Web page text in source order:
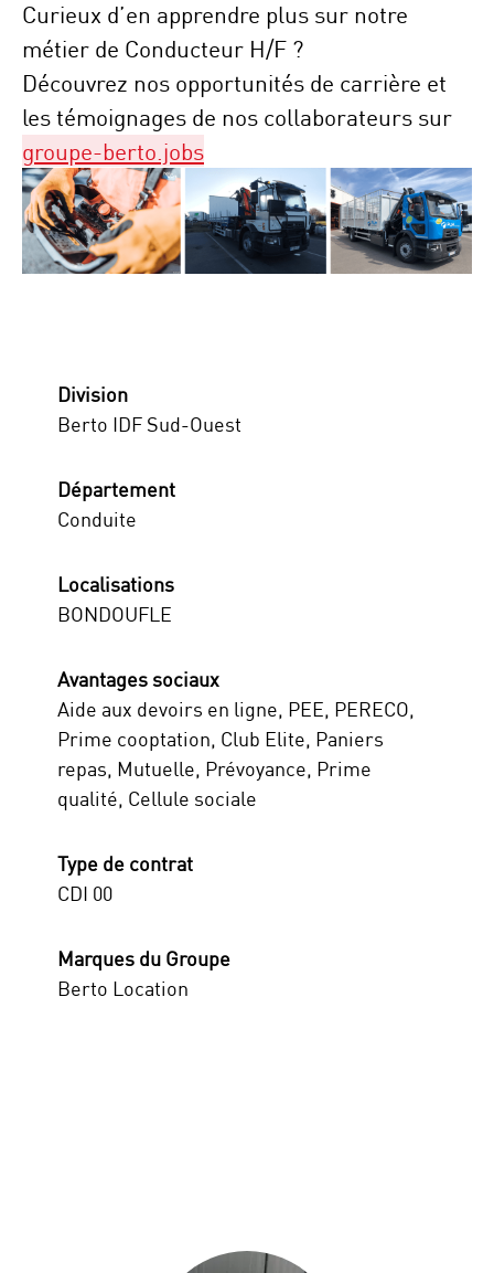
Curieux d’en apprendre plus sur notre
métier de Conducteur H/F ?
Découvrez nos opportunités de carrière et
les témoignages de nos collaborateurs sur
groupe-berto.jobs
Division
Berto IDF Sud-Ouest
Département
Conduite
Localisations
BONDOUFLE
Avantages sociaux
Aide aux devoirs en ligne, PEE, PERECO,
Prime cooptation, Club Elite, Paniers
repas, Mutuelle, Prévoyance, Prime
qualité, Cellule sociale
Type de contrat
CDI 00
Marques du Groupe
Berto Location